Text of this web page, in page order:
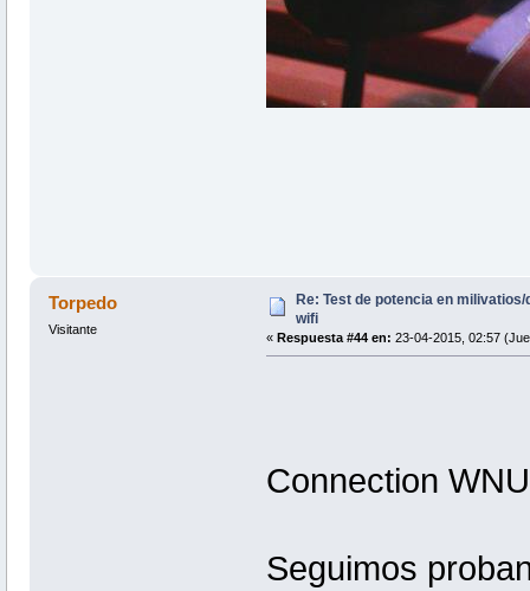
Torpedo
Visitante
Re: Test de potencia en
wifi
« Respuesta #44 en: 23-04-2015, 02:57
Connection
Seguimos